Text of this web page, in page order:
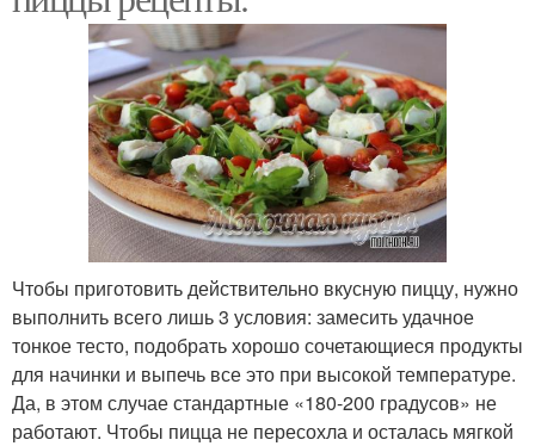
Чтобы приготовить действительно вкусную пиццу, нужно
выполнить всего лишь 3 условия: замесить удачное
тонкое тесто, подобрать хорошо сочетающиеся продукты
для начинки и выпечь все это при высокой температуре.
Да, в этом случае стандартные «180-200 градусов» не
работают. Чтобы пицца не пересохла и осталась мягкой